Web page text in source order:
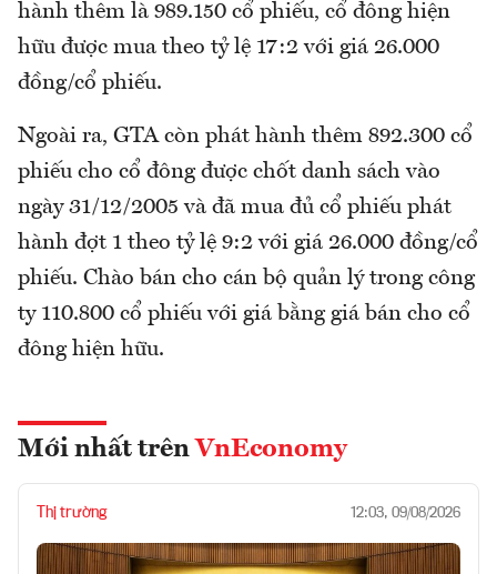
hành thêm là 989.150 cổ phiếu, cổ đông hiện
hữu được mua theo tỷ lệ 17:2 với giá 26.000
đồng/cổ phiếu.
Ngoài ra, GTA còn phát hành thêm 892.300 cổ
phiếu cho cổ đông được chốt danh sách vào
ngày 31/12/2005 và đã mua đủ cổ phiếu phát
hành đợt 1 theo tỷ lệ 9:2 với giá 26.000 đồng/cổ
phiếu. Chào bán cho cán bộ quản lý trong công
ty 110.800 cổ phiếu với giá bằng giá bán cho cổ
đông hiện hữu.
Mới nhất trên VnEconomy
Thị trường 12:03, 09/08/2026